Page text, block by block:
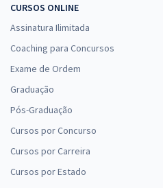
CURSOS ONLINE
Assinatura Ilimitada
Coaching para Concursos
Exame de Ordem
Graduação
Pós-Graduação
Cursos por Concurso
Cursos por Carreira
Cursos por Estado